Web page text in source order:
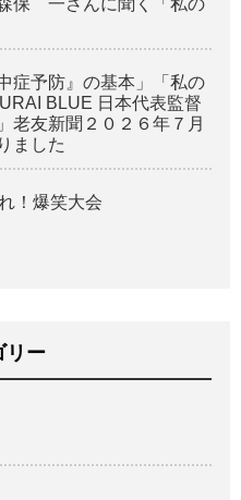
保 一さんに聞く「私の
症予防』の基本」「私の
BLUE 日本代表監督
友新聞２０２６年７月
ました
！爆笑大会
リー